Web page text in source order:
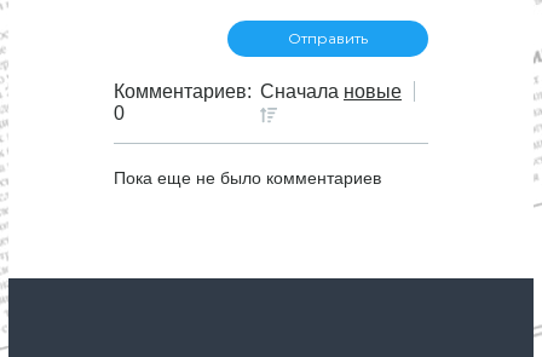
Комментариев:
0
Сначала новые
Пока еще не было комментариев